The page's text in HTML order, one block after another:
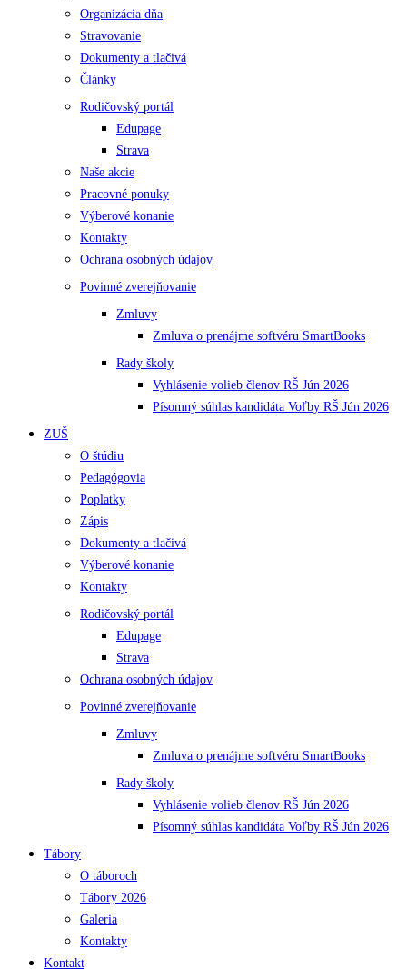
Organizácia dňa
Stravovanie
Dokumenty a tlačivá
Články
Rodičovský portál
Edupage
Strava
Naše akcie
Pracovné ponuky
Výberové konanie
Kontakty
Ochrana osobných údajov
Povinné zverejňovanie
Zmluvy
Zmluva o prenájme softvéru SmartBooks
Rady školy
Vyhlásenie volieb členov RŠ Jún 2026
Písomný súhlas kandidáta Voľby RŠ Jún 2026
ZUŠ
O štúdiu
Pedagógovia
Poplatky
Zápis
Dokumenty a tlačivá
Výberové konanie
Kontakty
Rodičovský portál
Edupage
Strava
Ochrana osobných údajov
Povinné zverejňovanie
Zmluvy
Zmluva o prenájme softvéru SmartBooks
Rady školy
Vyhlásenie volieb členov RŠ Jún 2026
Písomný súhlas kandidáta Voľby RŠ Jún 2026
Tábory
O táboroch
Tábory 2026
Galeria
Kontakty
Kontakt